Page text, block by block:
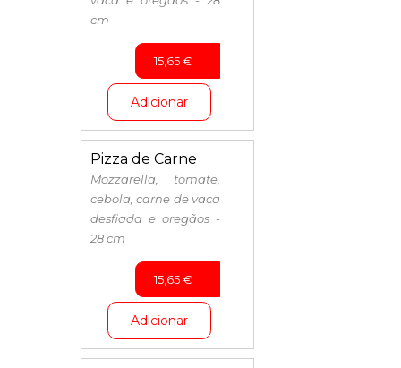
cm
15,65€
Adicionar
Pizza de Carne
Mozzarella, tomate,
cebola, carne de vaca
desfiada e oregãos -
28 cm
15,65€
Adicionar